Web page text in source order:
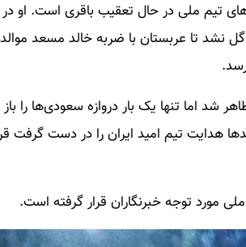
تیم ملی در حال تعقیب باقری است. او در
گل نشد تا عربستان با ضربه خالد مسعد
شد اما تنها یک بار دروازه سعودی‌ها را
هدایت تیم امید ایران را در دست گرفت
مورد توجه خبرنگاران قرار گرفته است.